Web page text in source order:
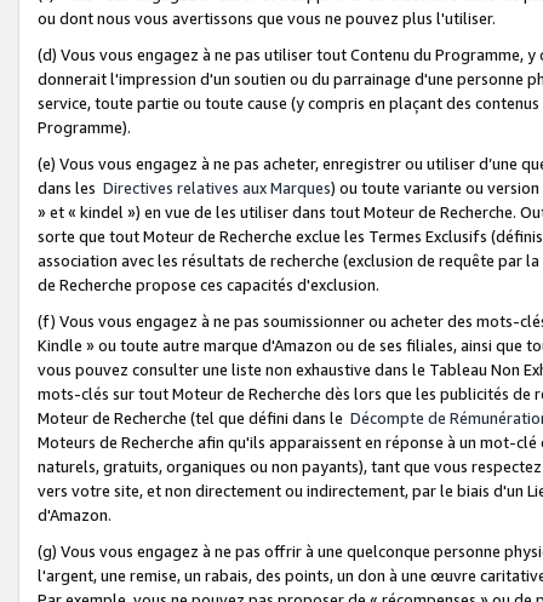
ou dont nous vous avertissons que vous ne pouvez plus l'utiliser.
(d) Vous vous engagez à ne pas utiliser tout Contenu du Programme,
donnerait l'impression d'un soutien ou du parrainage d'une personne
service, toute partie ou toute cause (y compris en plaçant des
Programme).
(e) Vous vous engagez à ne pas acheter, enregistrer ou utiliser d’une
dans les Directives relatives aux Marques) ou toute variante ou
» et « kindel ») en vue de les utiliser dans tout Moteur de Recherche.
sorte que tout Moteur de Recherche exclue les Termes Exclusifs
association avec les résultats de recherche (exclusion de requête
de Recherche propose ces capacités d'exclusion.
(f) Vous vous engagez à ne pas soumissionner ou acheter des mots-
Kindle » ou toute autre marque d'Amazon ou de ses filiales, ainsi que
vous pouvez consulter une liste non exhaustive dans le Tableau Non
mots-clés sur tout Moteur de Recherche dès lors que les publicités de
Moteur de Recherche (tel que défini dans le Décompte de
Moteurs de Recherche afin qu'ils apparaissent en réponse à un mot-
naturels, gratuits, organiques ou non payants), tant que vous
vers votre site, et non directement ou indirectement, par le biais d'un
d'Amazon.
(g) Vous vous engagez à ne pas offrir à une quelconque personne
l'argent, une remise, un rabais, des points, un don à une œuvre